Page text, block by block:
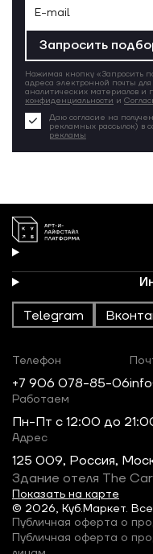
Запросить
Нажимая кнопку «Запросить
адреса электронной почты
аналитических материалов и
конфиденциальности и
Даю согласие на
рекламных рассылок) в
рекламы
Telegram
© 2026, Куб.Маркет.
Телефон
+7 906 078-85-06
Работаем
Пн-Пт c 12:00 до
Адрес
125 009, Россия,
Здание отеля The
Показать на карте
Публичная оферта о
Публичная оферта о